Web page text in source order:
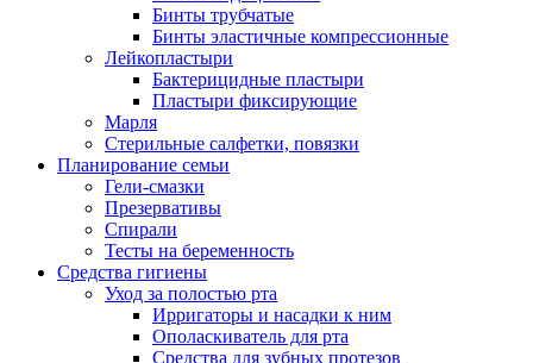
Бинты трубчатые
Бинты эластичные компрессионные
Лейкопластыри
Бактерицидные пластыри
Пластыри фиксирующие
Марля
Стерильные салфетки, повязки
Планирование семьи
Гели-смазки
Презервативы
Спирали
Тесты на беременность
Средства гигиены
Уход за полостью рта
Ирригаторы и насадки к ним
Ополаскиватель для рта
Средства для зубных протезов